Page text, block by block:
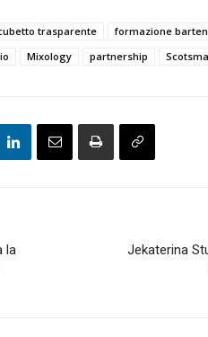
trasparente formazione
Mixology partnership
la
Jekaterina